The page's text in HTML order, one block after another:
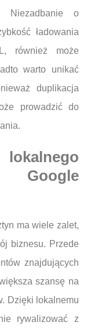
Niezadbanie o
ładowania
również może
warto unikać
duplikacja
prowadzić do
Google
ma wiele zalet,
biznesu. Przede
znajdujących
szansę na
Dzięki lokalnemu
rywalizować z